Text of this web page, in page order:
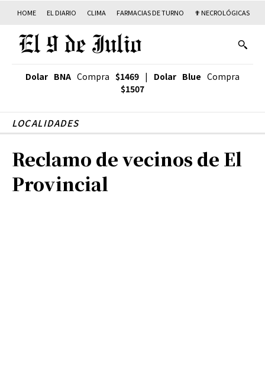
HOME EL DIARIO CLIMA FARMACIAS DE TURNO ✟ NECROLÓGICAS
Dolar BNA Compra $1469 | Dolar Blue Compra
$1507
LOCALIDADES
Reclamo de vecinos de El
Provincial